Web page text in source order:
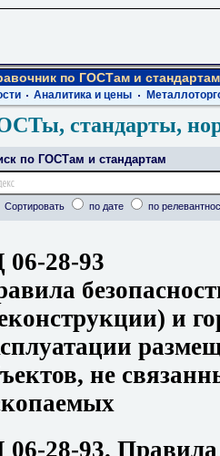
по ГОСТам и стандартам
Аналитика и цены
стандарты,
по ГОСТам и стандартам
Сортировать по дате по
06-28-93
и
не
06-28-93. Правила